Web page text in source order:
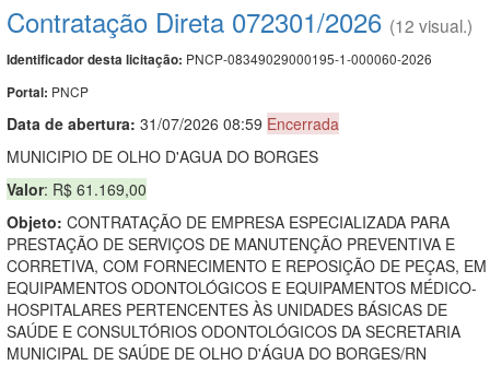
Contratação Direta 072301/2026 (12 visual.)
Identificador desta licitação: PNCP-08349029000195-1-000060-2026
Portal: PNCP
Data de abertura: 31/07/2026 08:59 Encerrada
MUNICIPIO DE OLHO D'AGUA DO BORGES
Valor: R$ 61.169,00
Objeto: CONTRATAÇÃO DE EMPRESA ESPECIALIZADA PARA
PRESTAÇÃO DE SERVIÇOS DE MANUTENÇÃO PREVENTIVA E
CORRETIVA, COM FORNECIMENTO E REPOSIÇÃO DE PEÇAS, EM
EQUIPAMENTOS ODONTOLÓGICOS E EQUIPAMENTOS MÉDICO-
HOSPITALARES PERTENCENTES ÀS UNIDADES BÁSICAS DE
SAÚDE E CONSULTÓRIOS ODONTOLÓGICOS DA SECRETARIA
MUNICIPAL DE SAÚDE DE OLHO D'ÁGUA DO BORGES/RN